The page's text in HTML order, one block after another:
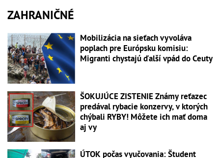
ZAHRANIČNÉ
Mobilizácia na sieťach vyvoláva
poplach pre Európsku komisiu:
Migranti chystajú ďalší vpád do Ceuty
ŠOKUJÚCE ZISTENIE Známy reťazec
predával rybacie konzervy, v ktorých
chýbali RYBY! Môžete ich mať doma
aj vy
ÚTOK počas vyučovania: Študent